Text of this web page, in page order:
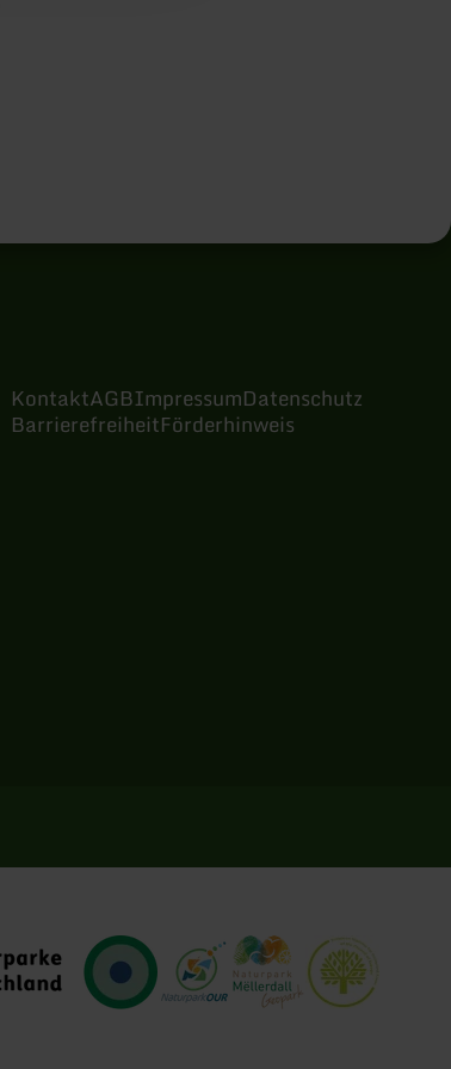
KontaktAGBImpressumDatenschutz
BarrierefreiheitFörderhinweis
Naturpark OurNatur- und Geopark
Europadiplom